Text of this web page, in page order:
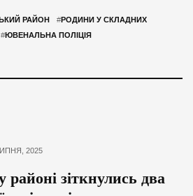
РАЙОН #РОДИНИ У СКЛАДНИХ
#ЮВЕНАЛЬНА ПОЛІЦІЯ
2025
зіткнулись два